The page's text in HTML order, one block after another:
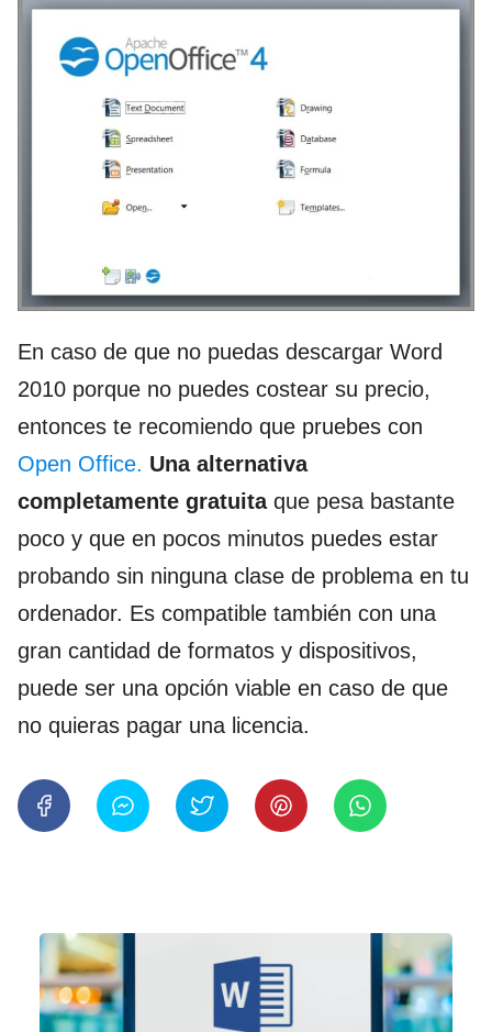
En caso de que no puedas descargar Word
2010 porque no puedes costear su precio,
entonces te recomiendo que pruebes con
Open Office. Una alternativa
completamente gratuitaque pesa bastante
poco y que en pocos minutos puedes estar
probando sin ninguna clase de problema en tu
ordenador. Es compatible también con una
gran cantidad de formatos y dispositivos,
puede ser una opción viable en caso de que
no quieras pagar una licencia.